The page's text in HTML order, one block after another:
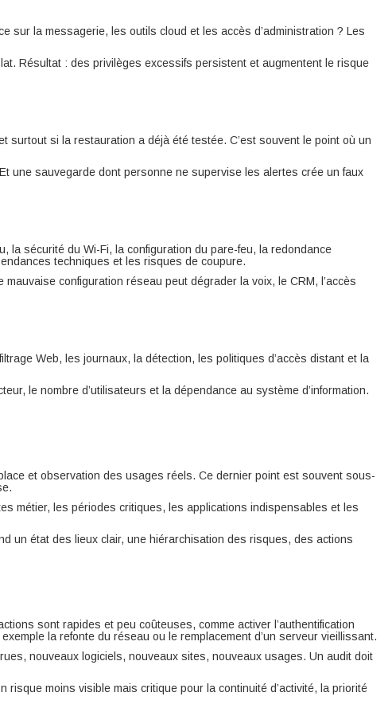
sur la messagerie, les outils cloud et les accès d’administration ? Les
Résultat : des privilèges excessifs persistent et augmentent le risque
si la restauration a déjà été testée. C’est souvent le point où un
une sauvegarde dont personne ne supervise les alertes crée un faux
la sécurité du Wi-Fi, la configuration du pare-feu, la redondance
techniques et les risques de coupure.
configuration réseau peut dégrader la voix, le CRM, l’accès
Web, les journaux, la détection, les politiques d’accès distant et la
le nombre d’utilisateurs et la dépendance au système d’information.
et observation des usages réels. Ce dernier point est souvent sous-
métier, les périodes critiques, les applications indispensables et les
un état des lieux clair, une hiérarchisation des risques, des actions
sont rapides et peu coûteuses, comme activer l’authentification
la refonte du réseau ou le remplacement d’un serveur vieillissant.
nouveaux logiciels, nouveaux sites, nouveaux usages. Un audit doit
moins visible mais critique pour la continuité d’activité, la priorité